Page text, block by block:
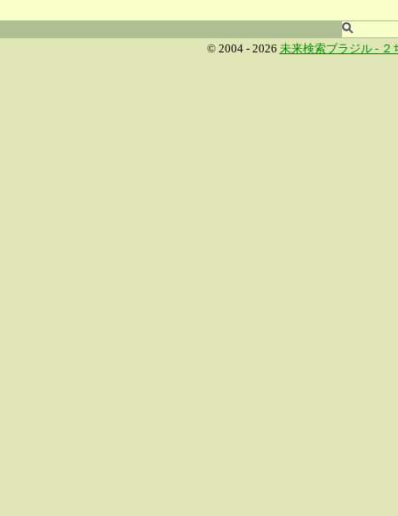
© 2004 - 2026 未来検索ブラジル - ２